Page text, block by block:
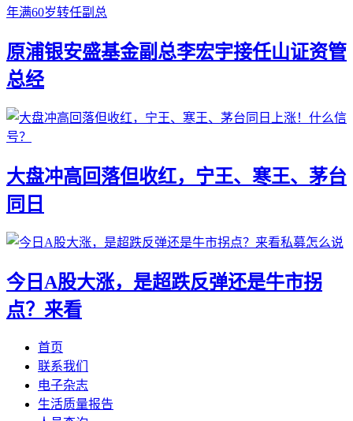
原浦银安盛基金副总李宏宇接任山证资管
总经
大盘冲高回落但收红，宁王、寒王、茅台
同日
今日A股大涨，是超跌反弹还是牛市拐
点？来看
首页
联系我们
电子杂志
生活质量报告